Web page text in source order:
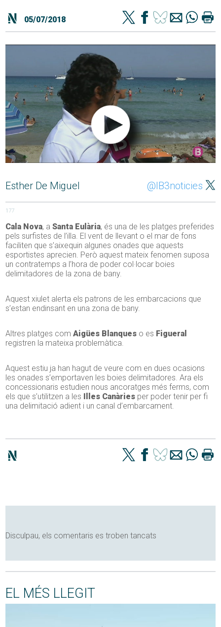
05/07/2018
Esther De Miguel @IB3noticies
177
Cala Nova, a Santa Eulària, és una de les platges preferides
pels surfistes de l’illa. El vent de llevant o el mar de fons
faciliten que s’aixequin algunes onades que aquests
esportistes aprecien. Però aquest mateix fenomen suposa
un contratemps a l’hora de poder col·locar boies
delimitadores de la zona de bany.
Aquest xiulet alerta els patrons de les embarcacions que
s’estan endinsant en una zona de bany.
Altres platges com Aigües Blanques o es Figueral
registren la mateixa problemàtica.
Aquest estiu ja han hagut de veure com en dues ocasions
les onades s’emportaven les boies delimitadores. Ara els
concessionaris estudien nous ancoratges més ferms, com
els que s’utilitzen a les Illes Canàries per poder tenir per fi
una delimitació adient i un canal d’embarcament.
Disculpau, els comentaris es troben tancats
EL MÉS LLEGIT